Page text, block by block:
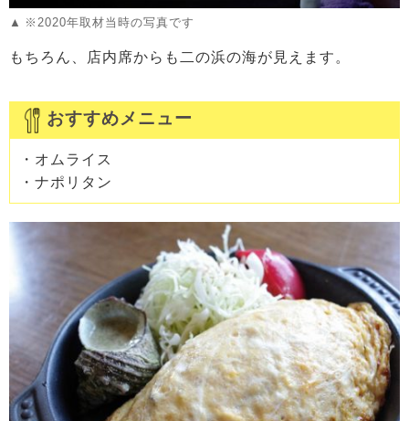
※2020年取材当時の写真です
もちろん、店内席からも二の浜の海が見えます。
おすすめメニュー
・オムライス
・ナポリタン